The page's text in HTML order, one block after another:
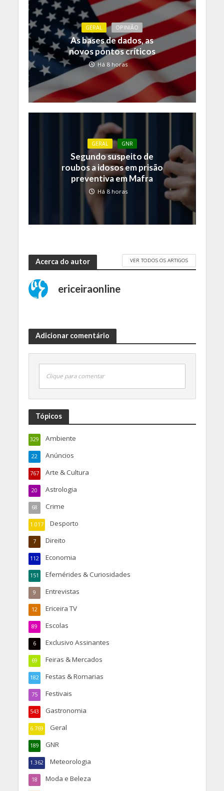
GERAL OPINIÃO
As bases de dados, as
novos pontos críticos
Há 8 horas
GERAL GNR
Segundo suspeito de
roubos a idosos em prisão
preventiva em Mafra
Há 8 horas
Acerca do autor VER TODOS OS ARTIGOS
ericeiraonline
Adicionar comentário
Clique para comentar
Tópicos
Ambiente
329
Anúncios
22
Arte & Cultura
767
Astrologia
20
Crime
68
Desporto
1.017
Direito
7
Economia
112
Efemérides & Curiosidades
151
Entrevistas
9
Ericeira TV
12
Escolas
89
Exclusivo Assinantes
6
Feiras & Mercados
69
Festas & Romarias
182
Festivais
75
Gastronomia
543
Geral
6.769
GNR
189
Meteorologia
1.362
Moda e Beleza
18